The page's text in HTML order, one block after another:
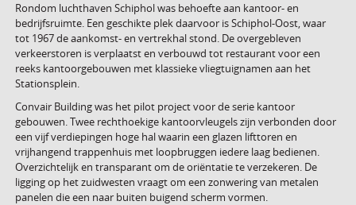
Rondom luchthaven Schiphol was behoefte aan kantoor- en
bedrijfsruimte. Een geschikte plek daarvoor is Schiphol-Oost, waar
tot 1967 de aankomst- en vertrekhal stond. De overgebleven
verkeerstoren is verplaatst en verbouwd tot restaurant voor een
reeks kantoorgebouwen met klassieke vliegtuignamen aan het
Stationsplein.
Convair Building was het pilot project voor de serie kantoor
gebouwen. Twee rechthoekige kantoorvleugels zijn verbonden door
een vijf verdiepingen hoge hal waarin een glazen lifttoren en
vrijhangend trappenhuis met loopbruggen iedere laag bedienen.
Overzichtelijk en transparant om de oriëntatie te verzekeren. De
ligging op het zuidwesten vraagt om een zonwering van metalen
panelen die een naar buiten buigend scherm vormen.